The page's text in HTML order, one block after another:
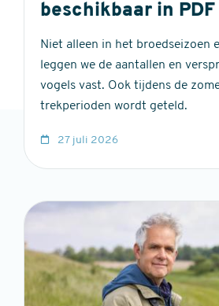
beschikbaar in PDF
Niet alleen in het broedseizoen
leggen we de aantallen en
vogels vast. Ook tijdens de
trekperioden wordt geteld.
27 juli 2026